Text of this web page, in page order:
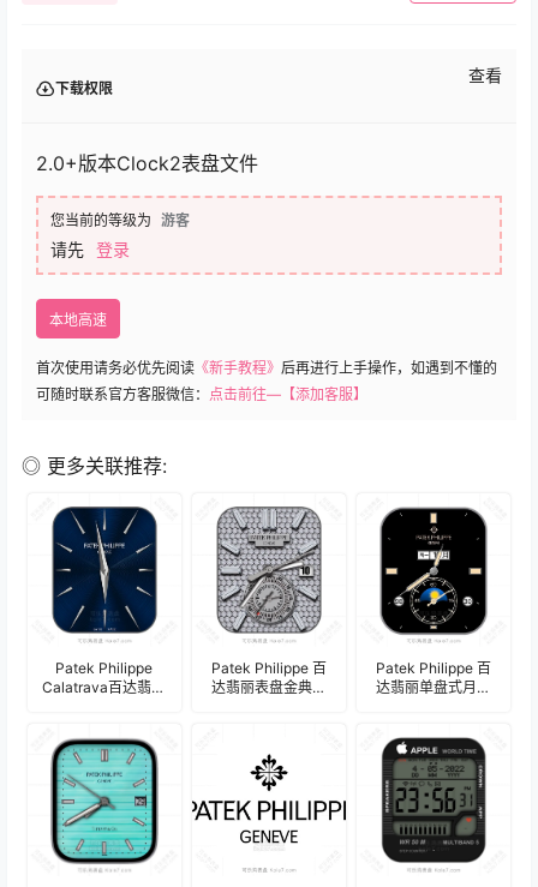
下载权限
查看
2.0+版本Clock2表盘文件
您当前的等级为 游客
请先 登录
本地高速
首次使用请务必优先阅读 《新手教程》 后再进行上手操作，如遇到不懂的
可随时联系官方客服微信： 点击前往—【添加客服】
◎ 更多关联推荐:
Patek Philippe
Calatrava百达翡丽
时分表盘.clock
Patek Philippe 百
达翡丽表盘金典灰
Patek Philippe 百
达翡丽单盘式月相